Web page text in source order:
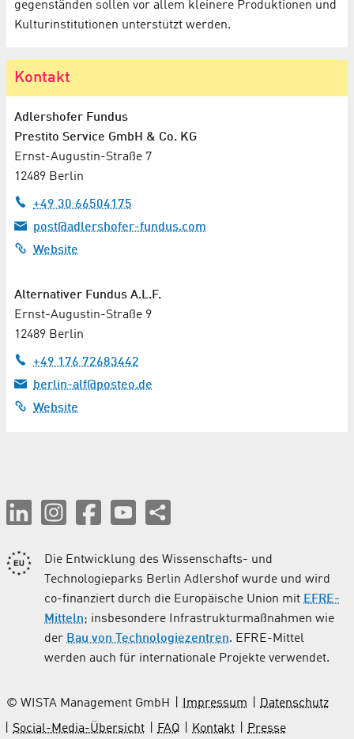
gegen­ständen sollen vor allem kleinere Produktionen und
Kultur­institutionen unterstützt werden.
Kontakt
Adlershofer Fundus
Prestito Service GmbH & Co. KG
Ernst-Augustin-Straße 7
12489 Berlin
+49 30 66504175
post@adlershofer-fundus.com
Website
Alternativer Fundus A.L.F.
Ernst-Augustin-Straße 9
12489 Berlin
+49 176 72683442
berlin-alf@posteo.de
Website
Die Entwicklung des Wissenschafts- und
Technologieparks Berlin Adlershof wurde und wird
co-finanziert durch die Europäische Union mit EFRE-
Mitteln; insbesondere Infrastrukturmaßnahmen wie
der Bau von Technologiezentren. EFRE-Mittel
werden auch für internationale Projekte verwendet.
© WISTA Management GmbH Impressum
Datenschutz
Social-Media-Übersicht
FAQ Kontakt Presse